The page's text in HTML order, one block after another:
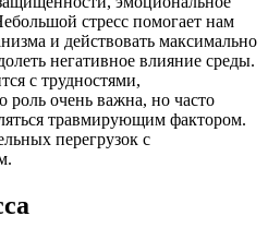
стресс помогает нам
и действовать максимально
негативное влияние среды.
с трудностями,
роль очень важна, но часто
травмирующим фактором.
перегрузок с